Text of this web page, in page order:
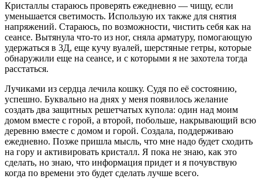
Кристаллы стараюсь проверять ежедневно — чищу, если
уменьшается светимость. Использую их также для снятия
напряжений. Стараюсь, по возможности, чистить себя как на
сеансе. Вытянула что-то из ног, сняла арматуру, помогающую
удержаться в 3Д, еще кучу вуалей, шерстяные гетры, которые
обнаружили еще на сеансе, и с которыми я не захотела тогда
расстаться.
Лучиками из сердца лечила кошку. Судя по её состоянию,
успешно. Буквально на днях у меня появилось желание
создать два защитных решетчатых купола: один над моим
домом вместе с горой, а второй, побольше, накрывающий всю
деревню вместе с домом и горой. Создала, поддерживаю
ежедневно. Позже пришла мысль, что мне надо будет сходить
на гору и активировать кристалл. Я пока не знаю, как это
сделать, но знаю, что информация придет и я почувствую
когда по времени это будет сделать лучше всего.